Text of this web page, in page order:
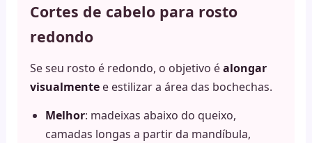
Cortes de cabelo para rosto
redondo
Se seu rosto é redondo, o objetivo éalongar
visualmente e estilizar a área das bochechas.
Melhor: madeixas abaixo do queixo,
camadas longas a partir da mandíbula,